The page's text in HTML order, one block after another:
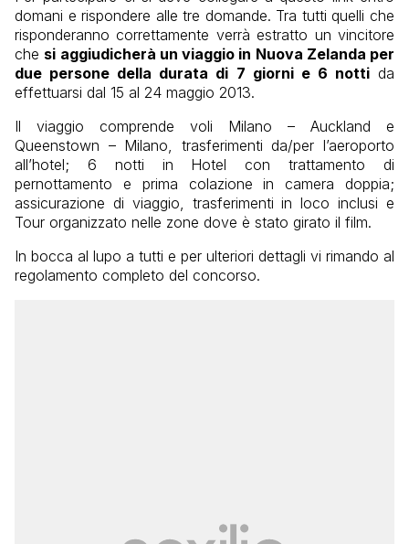
domani e rispondere alle tre domande. Tra tutti quelli che
risponderanno correttamente verrà estratto un vincitore
che si aggiudicherà un viaggio in Nuova Zelanda per
due persone della durata di 7 giorni e 6 nottida
effettuarsi dal 15 al 24 maggio 2013.
Il viaggio comprende voli Milano – Auckland e
Queenstown – Milano, trasferimenti da/per l’aeroporto
all’hotel; 6 notti in Hotel con trattamento di
pernottamento e prima colazione in camera doppia;
assicurazione di viaggio, trasferimenti in loco inclusi e
Tour organizzato nelle zone dove è stato girato il film.
In bocca al lupo a tutti e per ulteriori dettagli vi rimando al
regolamento completo del concorso.